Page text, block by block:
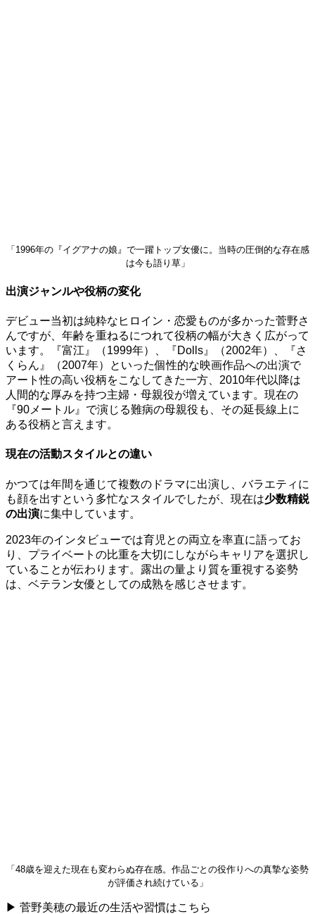
「1996年の『イグアナの娘』で一躍トップ女優に。当時の圧倒的な存在感
は今も語り草」
出演ジャンルや役柄の変化
デビュー当初は純粋なヒロイン・恋愛ものが多かった菅野さ
んですが、年齢を重ねるにつれて役柄の幅が大きく広がって
います。『富江』（1999年）、『Dolls』（2002年）、『さ
くらん』（2007年）といった個性的な映画作品への出演で
アート性の高い役柄をこなしてきた一方、2010年代以降は
人間的な厚みを持つ主婦・母親役が増えています。現在の
『90メートル』で演じる難病の母親役も、その延長線上に
ある役柄と言えます。
現在の活動スタイルとの違い
かつては年間を通じて複数のドラマに出演し、バラエティに
も顔を出すという多忙なスタイルでしたが、現在は少数精鋭
の出演に集中しています。
2023年のインタビューでは育児との両立を率直に語ってお
り、プライベートの比重を大切にしながらキャリアを選択し
ていることが伝わります。露出の量より質を重視する姿勢
は、ベテラン女優としての成熟を感じさせます。
「48歳を迎えた現在も変わらぬ存在感。作品ごとの役作りへの真摯な姿勢
が評価され続けている」
▶ 菅野美穂の最近の生活や習慣はこちら